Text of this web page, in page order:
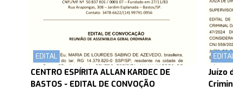
EDITAL
CENTRO ESPÍRITA ALLAN KARDEC DE
BASTOS - EDITAL DE CONVOÇÃO
Juízo